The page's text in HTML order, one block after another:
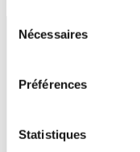
Nécessaires
Préférences
Statistiques